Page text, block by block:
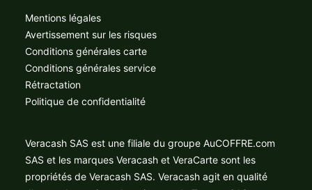
Mentions légales
Avertissement sur les risques
Conditions générales carte
Conditions générales service
Rétractation
Politique de confidentialité
Veracash SAS est une filiale du groupe AuCOFFRE.com
SAS et les marques Veracash et VeraCarte sont les
propriétés de Veracash SAS. Veracash agit en qualité